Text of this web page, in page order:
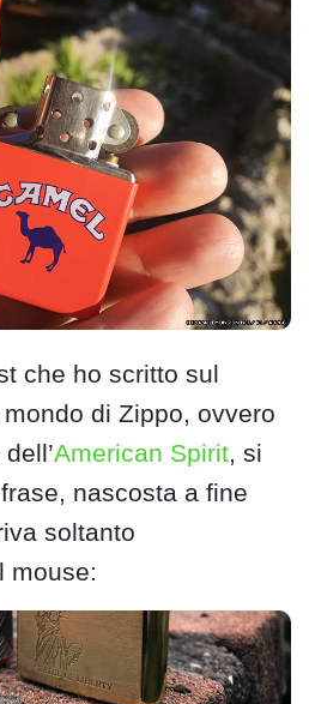
che ho scritto sul
di Zippo, ovvero
American Spirit, si
nascosta a fine
soltanto
mouse: